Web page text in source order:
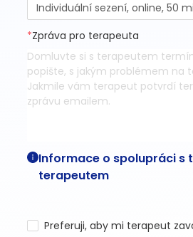
Individuální sezení, online, 50
*Zpráva pro terapeuta
Informace o spolupráci s
terapeutem
Preferuji, aby mi terapeut